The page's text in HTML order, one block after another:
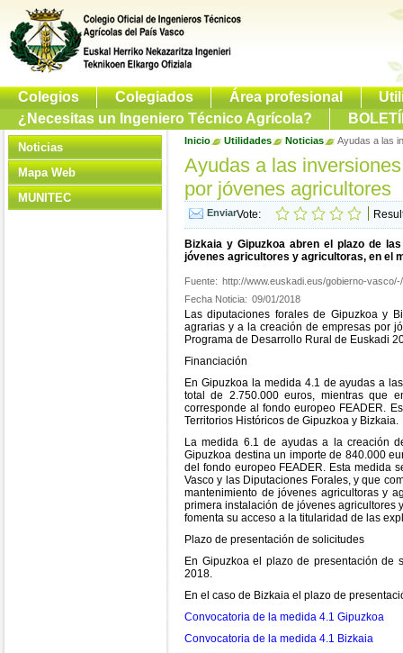
Colegios Colegiados Área profesional
¿Necesitas un Ingeniero Técnico Agrícola?
Noticias
Mapa Web
MUNITEC
Inicio Utilidades Noticias Ayudas a las
Ayudas a las
por jóvenes agricultores
Vote:
Bizkaia y Gipuzkoa abren el plazo de
jóvenes agricultores y agricultoras, en el
Fuente: http://www.euskadi.eus/gobierno-
Fecha Noticia: 09/01/2018
Las diputaciones forales de Gipuzkoa y
agrarias y a la creación de empresas por
Programa de Desarrollo Rural de Euskadi
Financiación
En Gipuzkoa la medida 4.1 de ayudas a
total de 2.750.000 euros, mientras que
corresponde al fondo europeo FEADER.
Territorios Históricos de Gipuzkoa y Bizkaia.
La medida 6.1 de ayudas a la creación
Gipuzkoa destina un importe de 840.000
del fondo europeo FEADER. Esta medida
Vasco y las Diputaciones Forales, y que
mantenimiento de jóvenes agricultoras y
primera instalación de jóvenes agricultores
fomenta su acceso a la titularidad de las
Plazo de presentación de solicitudes
En Gipuzkoa el plazo de presentación de
2018.
En el caso de Bizkaia el plazo de
Convocatoria de la medida 4.1 Gipuzkoa
Convocatoria de la medida 4.1 Bizkaia